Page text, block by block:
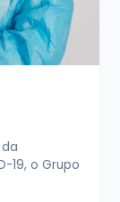
19, o Grupo